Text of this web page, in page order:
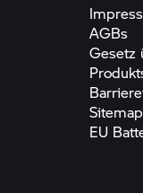
AGBs
Gesetz
Sitemap
EU